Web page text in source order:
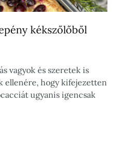
kékszőlőből
vagyok és szeretek is
ellenére, hogy kifejezetten
ugyanis igencsak